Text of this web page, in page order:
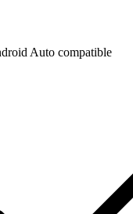
Auto compatible